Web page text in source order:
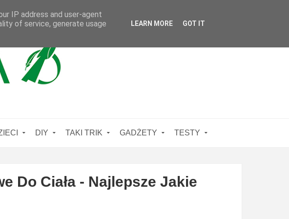
DIY TAKI TRIK GADŻETY TESTY
Do Ciała - Najlepsze Jakie
IP address and user-agent
of service, generate usage
LEARN MORE GOT IT